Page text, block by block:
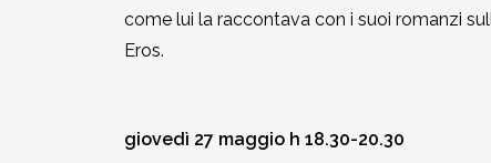
come lui la raccontava con i suoi romanzi
Eros.
giovedì 27 maggio h 18.30-20.30